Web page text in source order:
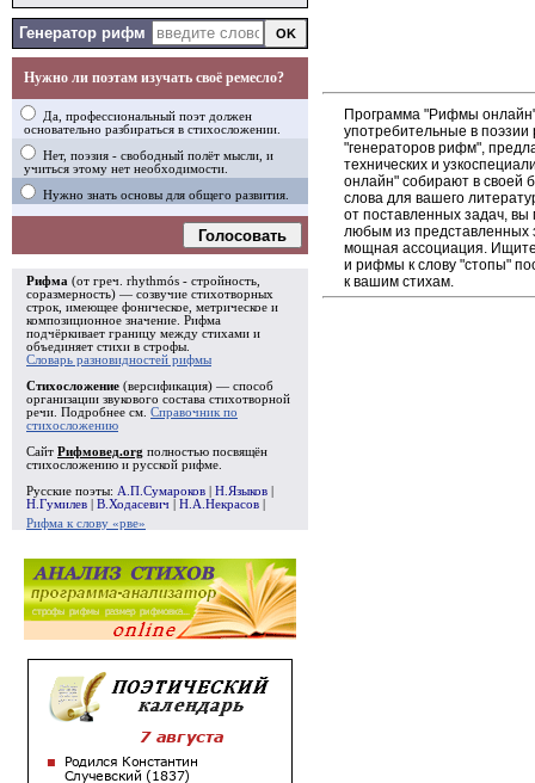
Генератор рифм
Нужно ли поэтам изучать своё ремесло?
Да, профессиональный поэт должен
основательно разбираться в стихосложении.
Нет, поэзия - свободный полёт мысли, и
учиться этому нет необходимости.
Нужно знать основы для общего развития.
Голосовать
Рифма (от греч. rhythmós - стройность,
соразмерность) — созвучие стихотворных
строк, имеющее фоническое, метрическое и
композиционное значение. Рифма
подчёркивает границу между стихами и
объединяет стихи в строфы
Словарь разновидностей рифмы
Стихосложение (версификация) — способ
организации звукового состава стихотворной
речи. Подробнее см. Справочник по
стихосложению
Сайт Рифмовед.org полностью посвящён
стихосложению и русской рифме.
Русские поэты: А.П.Сумароков Н.Языков
Н.Гумилев
В.Ходасевич Н.А.Некрасов
Рифма к слову «рве»
Программа "Рифмы
употребительные в
"генераторов рифм",
технических и
онлайн" собирают в своей
слова для вашего
от поставленных задач,
любым из
мощная ассоциация. Ищите
и рифмы к слову "стопы"
к вашим стихам.